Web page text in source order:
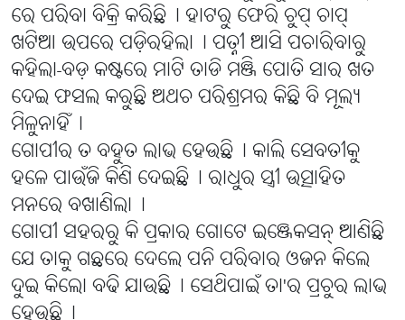
ରେ ପରିବା ବିକ୍ରି କରିଛି୤ ହାଟରୁ ଫେରି ଚୁପ୍ ଚାପ୍
ଖଟିଆ ଉପରେ ପଡ଼ିରହିଲା୤ ପତ୍ନୀ ଆସି ପଚାରିବାରୁ
କହିଲା-ବଡ଼ କଷ୍ଟରେ ମାଟି ତାଡି ମଞ୍ଜି ପୋତି ସାର ଖତ
ଦେଇ ଫସଲ କରୁଛି ଅଥଚ ପରିଶ୍ରମର କିଛି ବି ମୂଲ୍ୟ
ମିଳୁନାହିଁ୤
ଗୋପୀର ତ ବହୁତ ଲାଭ ହେଉଛି୤ କାଲି ସେବତୀକୁ
ହଳେ ପାଉଁଜି କିଣି ଦେଇଛି୤ ରାଧୁର ସ୍ତ୍ରୀ ଉତ୍ସାହିତ
ମନରେ ବଖାଣିଲା୤
ଗୋପୀ ସହରରୁ କି ପ୍ରକାର ଗୋଟେ ଇଞ୍ଜେକସନ୍ ଆଣିଛି
ଯେ ତାକୁ ଗଛରେ ଦେଲେ ପନି ପରିବାର ଓଜନ କିଲେ
ଦୁଇ କିଲୋ ବଢି ଯାଉଛି୤ ସେଥିପାଇଁ ତା'ର ପ୍ରଚୁର ଲାଭ
ହେଉଛି୤